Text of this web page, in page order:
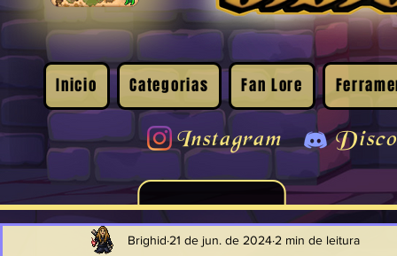
Inicio Categorias Fan Lore
Instagram
Brighid 21 de jun. de 2024 2 min de leitura